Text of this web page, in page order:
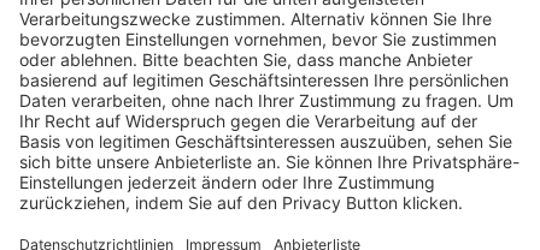
Schulungsangebot Vereinsmitarbeiter
BFV-Geschäftsstellen
Trainerbörse
Login SpielPlus
FOLGE DEM BFV